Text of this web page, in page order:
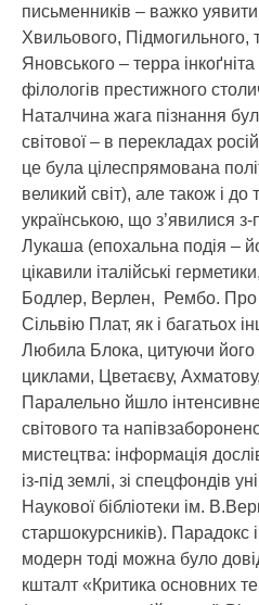
письменників – важко
Хвильового, Підмогильного,
Яновського – терра
філологів престижного
Наталчина жага пізнання
світової – в перекладах
це була цілеспрямована
великий світ), але також і до
українською, що з’явилися
Лукаша (епохальна подія –
цікавили італійські
Бодлер, Верлен, Рембо. Про
Сільвію Плат, як і багатьох
Любила Блока, цитуючи його
циклами, Цветаєву,
Паралельно йшло
світового та
мистецтва: інформація
із-під землі, зі спецфондів
Наукової бібліотеки ім.
старшокурсників). Парадокс
модерн тоді можна було
кшталт «Критика основних